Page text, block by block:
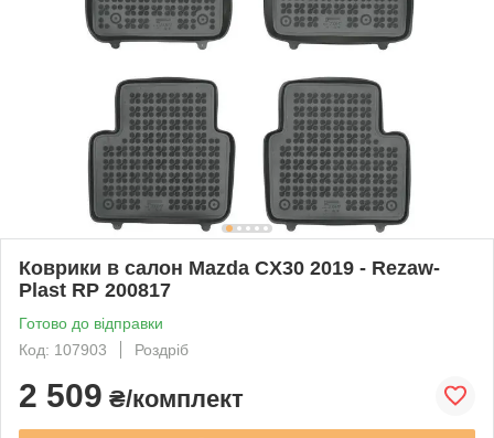
Коврики в салон Mazda CX30 2019 - Rezaw-
Plast RP 200817
Готово до відправки
Код: 107903
Роздріб
2 509 ₴/комплект